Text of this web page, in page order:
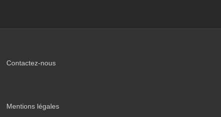
Contactez-nous
Mentions légales